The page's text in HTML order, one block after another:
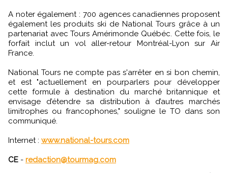
A noter également : 700 agences canadiennes proposent
également les produits ski de National Tours grâce à un
partenariat avec Tours Amérimonde Québéc. Cette fois, le
forfait inclut un vol aller-retour Montréal-Lyon sur Air
France.
National Tours ne compte pas s'arrêter en si bon chemin,
et est "actuellement en pourparlers pour développer
cette formule à destination du marché britannique et
envisage d’étendre sa distribution à d’autres marchés
limitrophes ou francophones," souligne le TO dans son
communiqué.
Internet : www.national-tours.com
CE - redaction@tourmag.com